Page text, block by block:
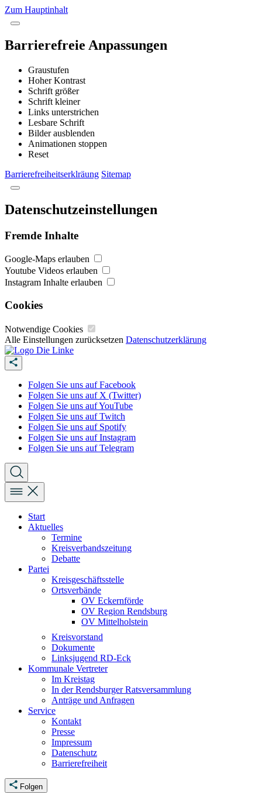
Zum Hauptinhalt
Barrierefreie Anpassungen
Graustufen
Hoher Kontrast
Schrift größer
Schrift kleiner
Links unterstrichen
Lesbare Schrift
Bilder ausblenden
Animationen stoppen
Reset
Barrierefreiheitserklräung Sitemap
Datenschutzeinstellungen
Fremde Inhalte
Google-Maps erlauben
Youtube Videos erlauben
Instagram Inhalte erlauben
Cookies
Notwendige Cookies
Alle Einstellungen zurücksetzen Datenschutzerklärung
Folgen Sie uns auf Facebook
Folgen Sie uns auf X (Twitter)
Folgen Sie uns auf YouTube
Folgen Sie uns auf Twitch
Folgen Sie uns auf Spotify
Folgen Sie uns auf Instagram
Folgen Sie uns auf Telegram
Start
Aktuelles
Termine
Kreisverbandszeitung
Debatte
Partei
Kreisgeschäftsstelle
Ortsverbände
OV Eckernförde
OV Region Rendsburg
OV Mittelholstein
Kreisvorstand
Dokumente
Linksjugend RD-Eck
Kommunale Vertreter
Im Kreistag
In der Rendsburger Ratsversammlung
Anträge und Anfragen
Service
Kontakt
Presse
Impressum
Datenschutz
Barrierefreiheit
Folgen